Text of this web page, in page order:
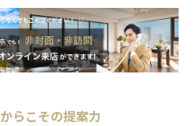
らこその提案力